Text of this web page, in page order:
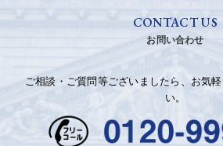
CONTACT US
お問い合わせ
ご相談・ご質問等ございましたら、お気
い。